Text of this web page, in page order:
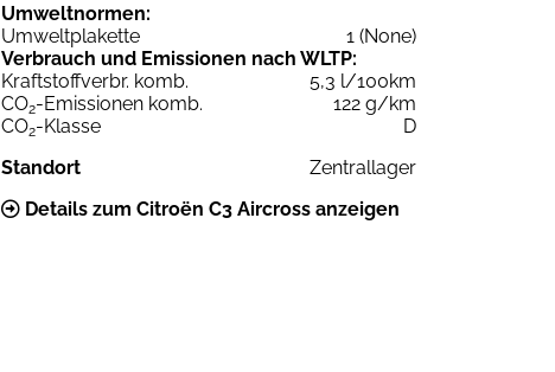
Umweltnormen:
Umweltplakette
1 (None)
Verbrauch und Emissionen nach WLTP:
Kraftstoffverbr. komb.
5,3 l/100km
CO2-Emissionen komb.
122 g/km
CO2-Klasse
D
Standort
Zentrallager
Details zum Citroën C3 Aircross anzeigen